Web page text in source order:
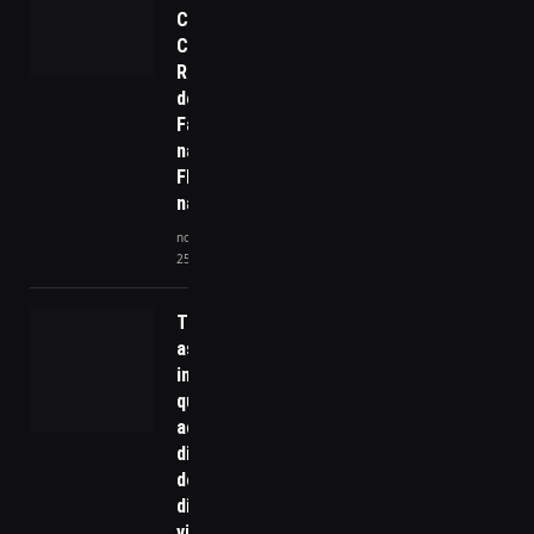
Caso das
Crianças
Retiradas
de uma
Família
na
Floresta
na Itália
novembro
25, 2025
Tecnologia
assistiva e
inovação: por
que
acessibilidade
digital deixou
de ser
diferencial e